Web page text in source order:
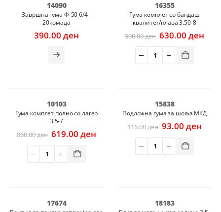
14090
Завршна гума Ф-50 6/4 -
20комада
390.00 ден
16355
Гума комплет со бандаш
квалитет/плава 3.50-8
900.00ден Original
was:
900.00 ден.
630.00 ден
10103
Гума комплет полно со лагер
3.5-7
860.00ден Original
was:
860.00 ден.
619.00 денCurrent
619.00 ден.
15838
Подложна гума за шоља МКД
116.00ден Original
was:
116.00 ден.
93.00 ден
17674 18183